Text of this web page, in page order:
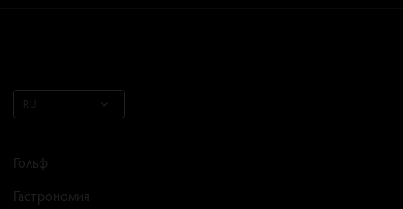
RU
Гольф
Гастрономия